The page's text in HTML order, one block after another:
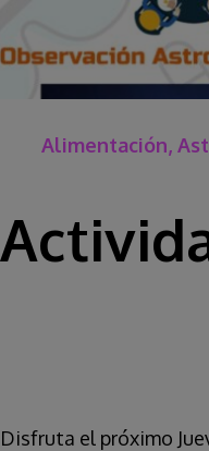
Alimentación,
Disfruta el próximo